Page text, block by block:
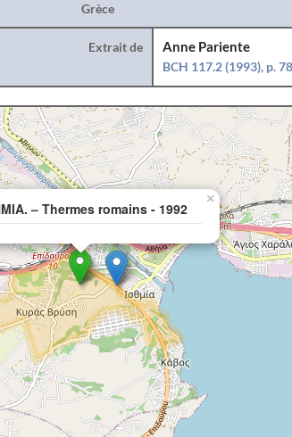
Grèce
Extrait de
Anne Pariente
BCH 117.2 (1993), p.
– Thermes romains - 1992
×